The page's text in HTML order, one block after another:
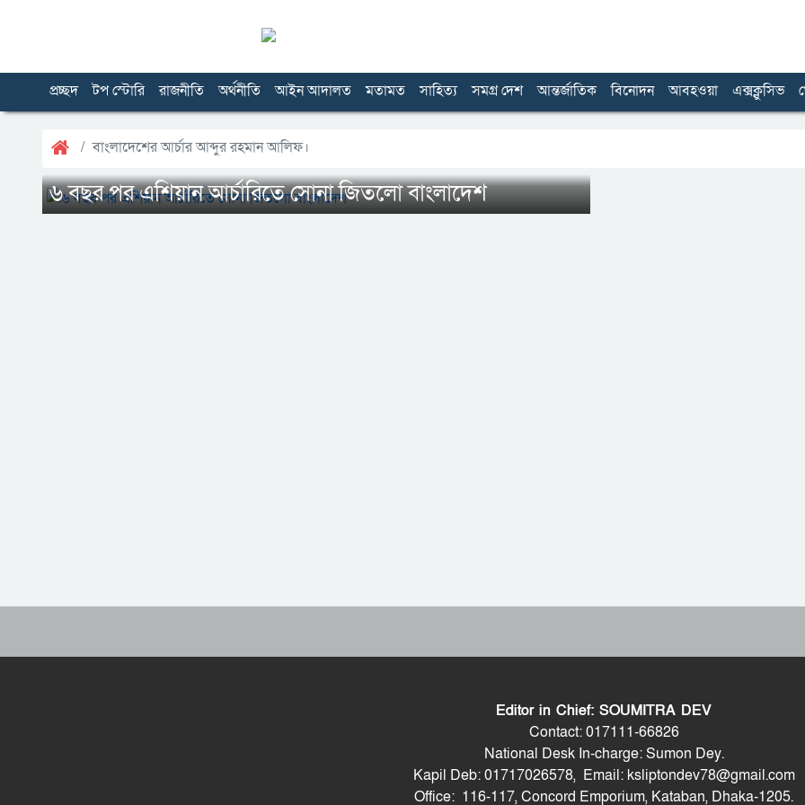
প্রচ্ছদ টপ স্টোরি রাজনীতি অর্থনীতি আইন আদালত মতামত সাহিত্য সমগ্র দেশ আন্তর্জাতিক বিনোদন আবহওয়া এক্সক্লুসিভ
বাংলাদেশের আর্চার আব্দুর রহমান আলিফ।
৬ বছর পর এশিয়ান আর্চারিতে সোনা জিতলো বাংলাদেশ
Editor in Chief: SOUMITRA DEV
Contact: 017111-66826
National Desk In-charge: Sumon Dey.
Kapil Deb: 01717026578, Email: ksliptondev78@gmail.com
Office: 116-117, Concord Emporium, Kataban, Dhaka-1205.